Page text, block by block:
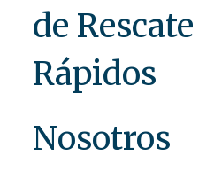
de
Rápidos
Nosotros